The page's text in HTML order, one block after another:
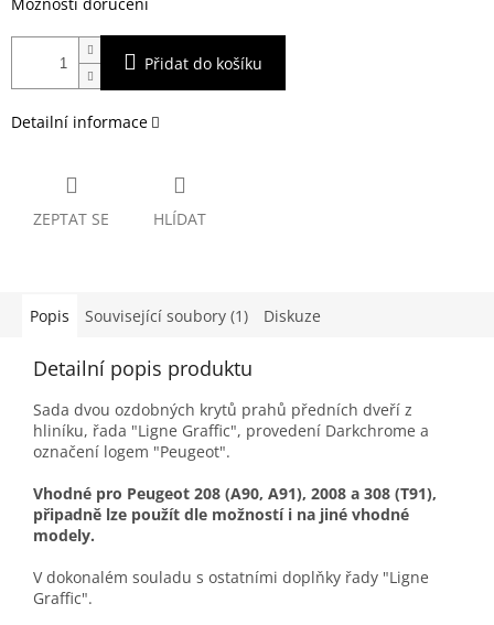
Možnosti doručení
Přidat do košíku
Detailní informace
ZEPTAT SE HLÍDAT
Popis Související soubory (1) Diskuze
Detailní popis produktu
Sada dvou ozdobných krytů prahů předních dveří z
hliníku, řada "Ligne Graffic", provedení Darkchrome a
označení logem "Peugeot".
Vhodné pro Peugeot 208 (A90, A91), 2008 a 308 (T91),
připadně lze použít dle možností i na jiné vhodné
modely.
V dokonalém souladu s ostatními doplňky řady "Ligne
Graffic".